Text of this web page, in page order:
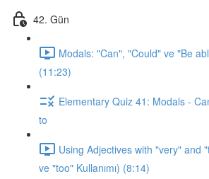
42. Gün
Modals: "Can", "Could" ve "Be
(11:23)
Elementary Quiz 41: Modals -
to
Using Adjectives with "very" and
ve "too" Kullanımı) (8:14)